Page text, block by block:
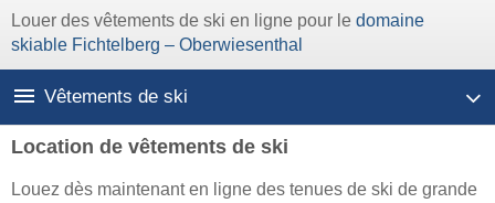
Louer des vêtements de ski en ligne pour le domaine
skiable Fichtelberg – Oberwiesenthal
Vêtements de ski
Location de vêtements de ski
Louez dès maintenant en ligne des tenues de ski de grande